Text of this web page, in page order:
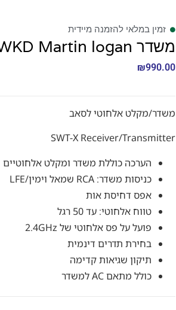
זמין במלאי להזמנה מיידית
משדר SWTXWKD Martin logan
₪990.00
משדר/מקלט אלחוטי לסאב
SWT-X Receiver/Transmitter
הערכה כוללת משדר ומקלט אלחוטיים
כניסות משדר: RCA שמאל וימין/LFE
אפס דחיסת אות
טווח אלחוטי: עד 50 רגל
פועל על פס אלחוטי של 2.4GHz
בחירת תדרים דינמית
תיקון שגיאות קדימה
כולל מתאם AC למשדר